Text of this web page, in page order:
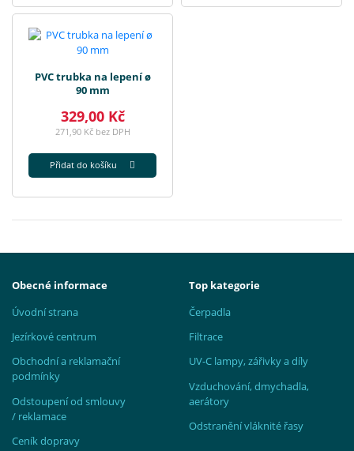
PVC trubka na lepení ø
90 mm
329,00 Kč
271,90 Kč bez DPH
Přidat do košíku
Obecné informace
Úvodní strana
Jezírkové centrum
Obchodní a reklamační
podmínky
Odstoupení od smlouvy
/ reklamace
Ceník dopravy
Top kategorie
Čerpadla
Filtrace
UV-C lampy, zářivky a díly
Vzduchování, dmychadla,
aerátory
Odstranění vláknité řasy